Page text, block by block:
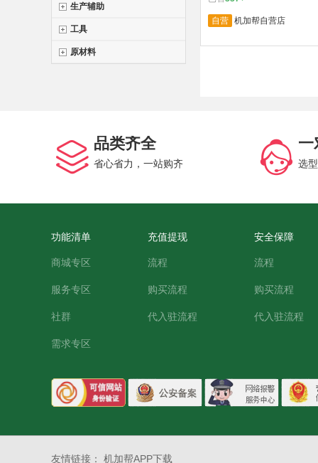
生产辅助
工具
原材料
自营 机加帮自营店
品类齐全
省心省力，一站购齐
一
选
功能清单
商城专区
服务专区
社群
需求专区
充值提现
流程
购买流程
代入驻流程
安全保障
流程
购买流程
代入驻流程
友情链接： 机加帮APP下载